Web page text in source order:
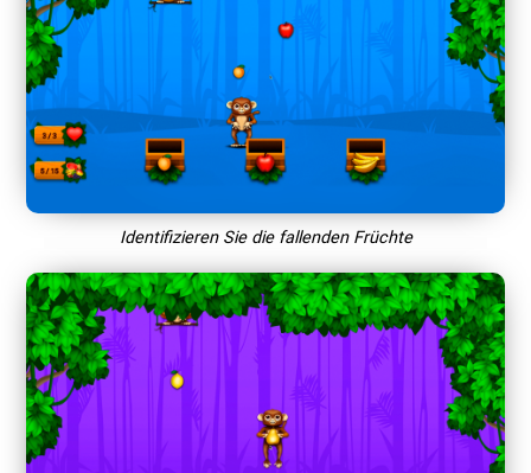
Identifizieren Sie die fallenden Früchte